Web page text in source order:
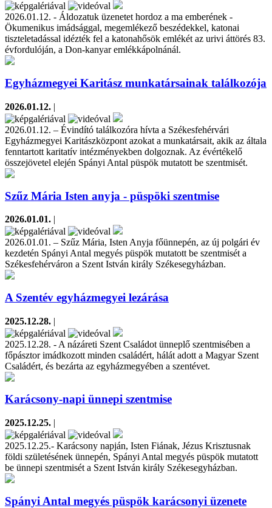
2026.01.12. - Áldozatuk üzenetet hordoz a ma emberének -
Ökumenikus imádsággal, megemlékező beszédekkel, katonai
tiszteletadással idézték fel a katonahősök emlékét az urivi áttörés 83.
évfordulóján, a Don-kanyar emlékkápolnánál.
Egyházmegyei Karitász munkatársainak találkozója
2026.01.12. |
2026.01.12. – Évindító találkozóra hívta a Székesfehérvári
Egyházmegyei Karitászközpont azokat a munkatársait, akik az általa
fenntartott karitatív intézményekben dolgoznak. Az évértékelő
összejövetel elején Spányi Antal püspök mutatott be szentmisét.
Szűz Mária Isten anyja - püspöki szentmise
2026.01.01. |
2026.01.01. – Szűz Mária, Isten Anyja főünnepén, az új polgári év
kezdetén Spányi Antal megyés püspök mutatott be szentmisét a
Székesfehérváron a Szent István király Székesegyházban.
A Szentév egyházmegyei lezárása
2025.12.28. |
2025.12.28. - A názáreti Szent Családot ünneplő szentmisében a
főpásztor imádkozott minden családért, hálát adott a Magyar Szent
Családért, és bezárta az egyházmegyében a szentévet.
Karácsony-napi ünnepi szentmise
2025.12.25. |
2025.12.25.- Karácsony napján, Isten Fiának, Jézus Krisztusnak
földi születésének ünnepén, Spányi Antal megyés püspök mutatott
be ünnepi szentmisét a Szent István király Székesegyházban.
Spányi Antal megyés püspök karácsonyi üzenete